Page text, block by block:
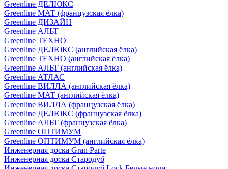
Greenline ДЕЛЮКС
Greenline МАТ (французская ёлка)
Greenline ДИЗАЙН
Greenline АЛЬТ
Greenline ТЕХНО
Greenline ДЕЛЮКС (английская ёлка)
Greenline ТЕХНО (английская ёлка)
Greenline АЛЬТ (английская ёлка)
Greenline АТЛАС
Greenline ВИЛЛА (английская ёлка)
Greenline МАТ (английская ёлка)
Greenline ВИЛЛА (французская ёлка)
Greenline ДЕЛЮКС (французская ёлка)
Greenline АЛЬТ (французская ёлка)
Greenline ОПТИМУМ
Greenline ОПТИМУМ (английская ёлка)
Инженерная доска Gran Parte
Инженерная доска Стародуб